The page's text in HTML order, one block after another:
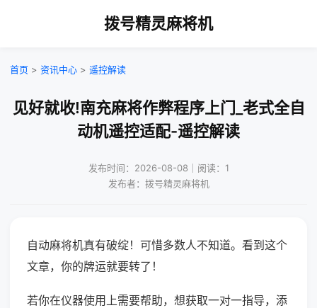
拨号精灵麻将机
首页 > 资讯中心 > 遥控解读
见好就收!南充麻将作弊程序上门_老式全自
动机遥控适配-遥控解读
发布时间：2026-08-08｜阅读：1
发布者：拨号精灵麻将机
自动麻将机真有破绽！可惜多数人不知道。看到这个
文章，你的牌运就要转了！
若你在仪器使用上需要帮助，想获取一对一指导，添